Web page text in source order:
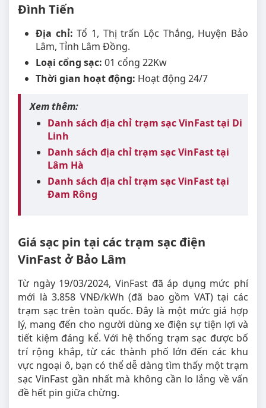
Đình Tiến
Địa chỉ: Tổ 1, Thị trấn Lộc Thắng, Huyện Bảo
Lâm, Tỉnh Lâm Đồng.
Loại cổng sạc: 01 cổng 22Kw
Thời gian hoạt động: Hoạt động 24/7
Xem thêm:
Danh sách địa chỉ trạm sạc VinFast tại Di
Linh
Danh sách địa chỉ trạm sạc VinFast tại
Lâm Hà
Danh sách địa chỉ trạm sạc VinFast tại
Đam Rông
Giá sạc pin tại các trạm sạc điện
VinFast ở Bảo Lâm
Từ ngày 19/03/2024, VinFast đã áp dụng mức phí
mới là 3.858 VNĐ/kWh (đã bao gồm VAT) tại các
trạm sạc trên toàn quốc. Đây là một mức giá hợp
lý, mang đến cho người dùng xe điện sự tiện lợi và
tiết kiệm đáng kể. Với hệ thống trạm sạc được bố
trí rộng khắp, từ các thành phố lớn đến các khu
vực ngoại ô, bạn có thể dễ dàng tìm thấy một trạm
sạc VinFast gần nhất mà không cần lo lắng về vấn
đề hết pin giữa chừng.